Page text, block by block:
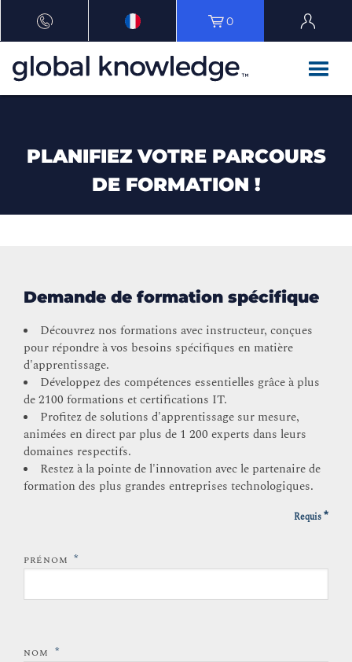
0
PLANIFIEZ VOTRE PARCOURS
DE FORMATION !
Demande de formation spécifique
Découvrez nos formations avec instructeur, conçues
pour répondre à vos besoins spécifiques en matière
d'apprentissage.
Développez des compétences essentielles grâce à plus
de 2100 formations et certifications IT.
Profitez de solutions d'apprentissage sur mesure,
animées en direct par plus de 1 200 experts dans leurs
domaines respectifs.
Restez à la pointe de l'innovation avec le partenaire de
formation des plus grandes entreprises technologiques.
Requis*
PRÉNOM *
NOM *